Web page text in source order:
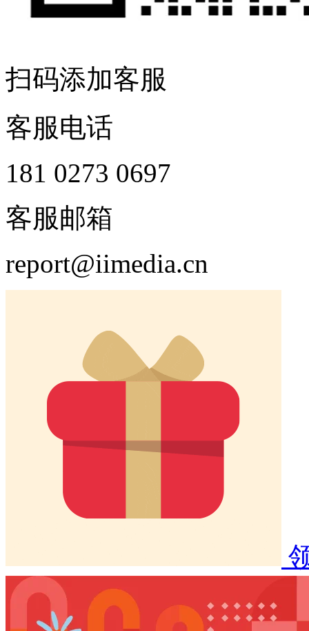
扫码添加客服
客服电话
181 0273 0697
客服邮箱
report@iimedia.cn